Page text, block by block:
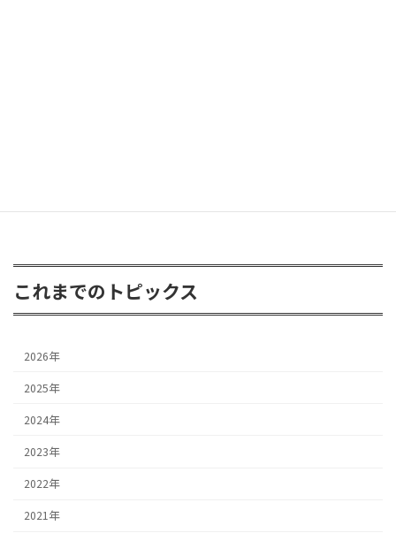
これまでのトピックス
2026年
2025年
2024年
2023年
2022年
2021年